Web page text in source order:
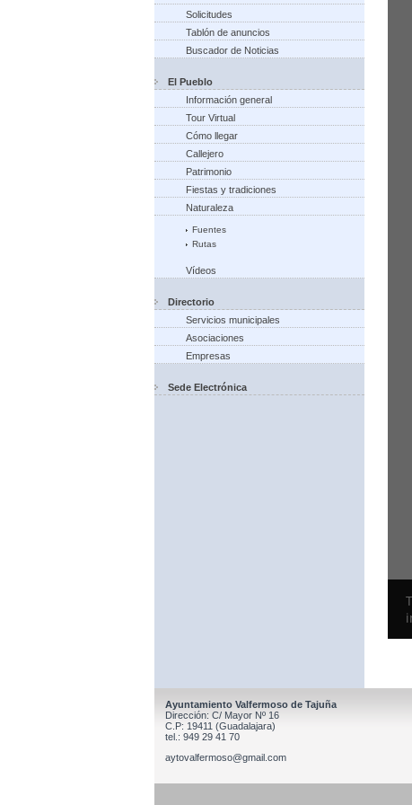
Solicitudes
Tablón de anuncios
Buscador de Noticias
El Pueblo
Información general
Tour Virtual
Cómo llegar
Callejero
Patrimonio
Fiestas y tradiciones
Naturaleza
Fuentes
Rutas
Vídeos
Directorio
Servicios municipales
Asociaciones
Empresas
Sede Electrónica
Ayuntamiento Valfermoso de Tajuña
Dirección: C/ Mayor Nº 16
C.P: 19411 (Guadalajara)
tel.: 949 29 41 70
aytovalfermoso@gmail.com